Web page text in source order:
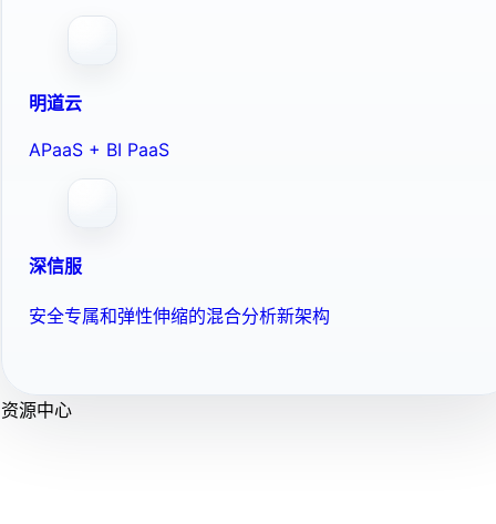
明道云
APaaS + BI PaaS
深信服
安全专属和弹性伸缩的混合分析新架构
资源中心